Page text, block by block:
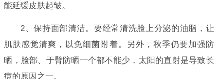
能延缓皮肤起皱。
2、保持面部清洁。要经常清洗脸上分泌的油脂，让
肌肤感觉清爽，以免细菌附着。另外，秋季仍要加强防
晒，脸部、于臂防晒一个都不能少，太阳的直射是导致长
痘的原因之一。